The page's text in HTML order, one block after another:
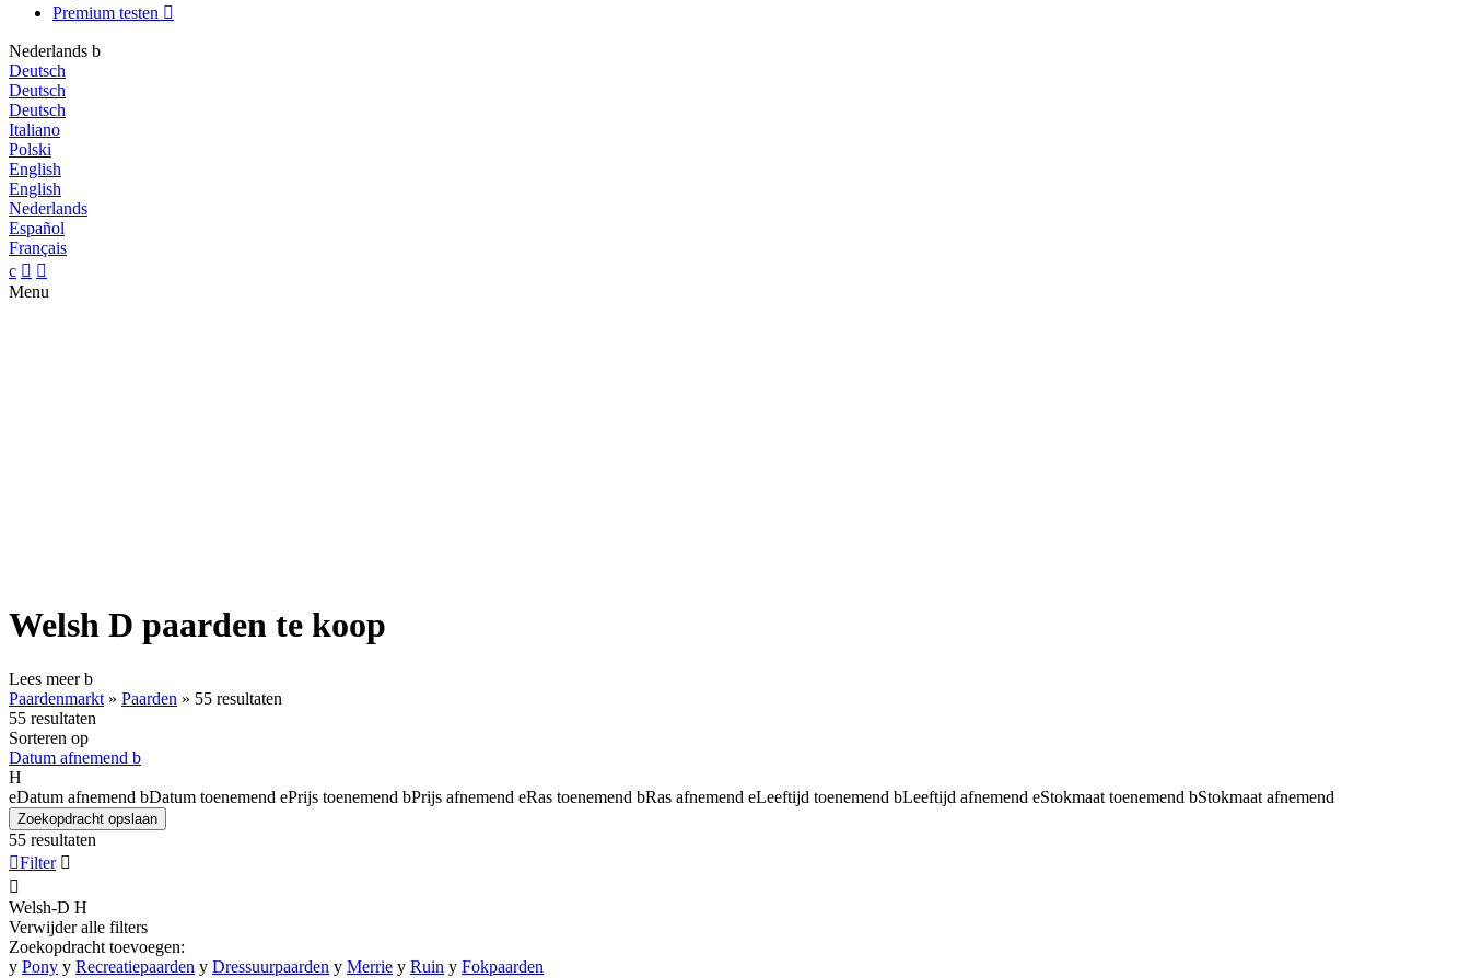
Premium testen 
Nederlands b
Deutsch
Deutsch
Deutsch
Italiano
Polski
English
English
Nederlands
Español
Français
c  
Menu
Welsh D paarden te koop
Lees meerb
Paardenmarkt » Paarden » 55 resultaten
55 resultaten
Sorteren op
Datum afnemend b
H
eDatum afnemend bDatum toenemend ePrijs toenemend bPrijs afnemend eRas toenemend bRas afnemend eLeeftijd toenemend bLeeftijd afnemend eStokmaat toenemend bStokmaat afnemend
Zoekopdracht opslaan
55 resultaten
Filter 

Welsh-D H
Verwijder alle filters
Zoekopdracht toevoegen:
y Pony y Recreatiepaarden y Dressuurpaarden y Merrie y Ruin y Fokpaarden